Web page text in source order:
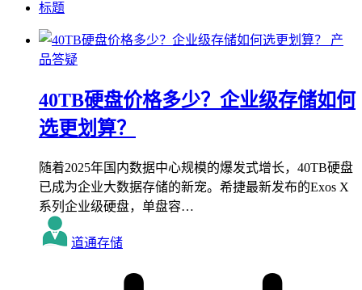
标题
产
品答疑
40TB硬盘价格多少？企业级存储如何
选更划算？
随着2025年国内数据中心规模的爆发式增长，40TB硬盘
已成为企业大数据存储的新宠。希捷最新发布的Exos X
系列企业级硬盘，单盘容…
道通存储